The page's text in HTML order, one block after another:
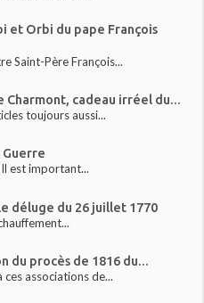
et Orbi du pape François
Saint-Père François...
Charmont, cadeau irréel du...
toujours aussi...
Guerre
est important...
déluge du 26 juillet 1770
du procès de 1816 du...
associations de...